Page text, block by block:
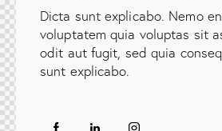
Dicta sunt explicabo. Nemo
voluptatem quia voluptas sit
odit aut fugit, sed quia
sunt explicabo.